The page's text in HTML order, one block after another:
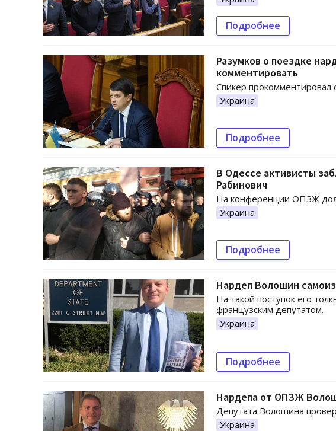
Подробнее
Разумков о поездке
комментировать
Спикер
Украина
Подробнее
В Одессе активисты
Рабинович
На конференции ОПЗЖ
Украина
Подробнее
Нардеп Волошин
На такой поступок его
французским депутатом.
Украина
Подробнее
Нардепа от ОПЗЖ
Депутата Волошина
Украина